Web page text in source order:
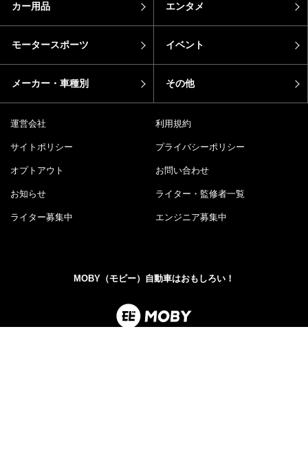
カー用品 エンタメ
モータースポーツ イベント
メーカー・車種別 その他
運営会社 利用規約
サイトポリシー プライバシーポリシー
オプトアウト お問い合わせ
お知らせ ライター・監修者一覧
ライター募集中 エンジニア募集中
MOBY（モビー）自動車はおもしろい！